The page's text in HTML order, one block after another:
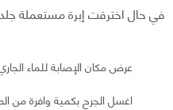
في حال اخترقت إبرة مستعملة
عرض مكان الإصابة للماء
اغسل الجرح بكمية وافرة من